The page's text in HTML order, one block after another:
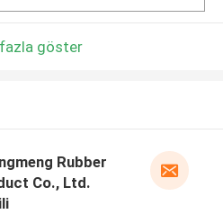
göster
Rubber
Co., Ltd.